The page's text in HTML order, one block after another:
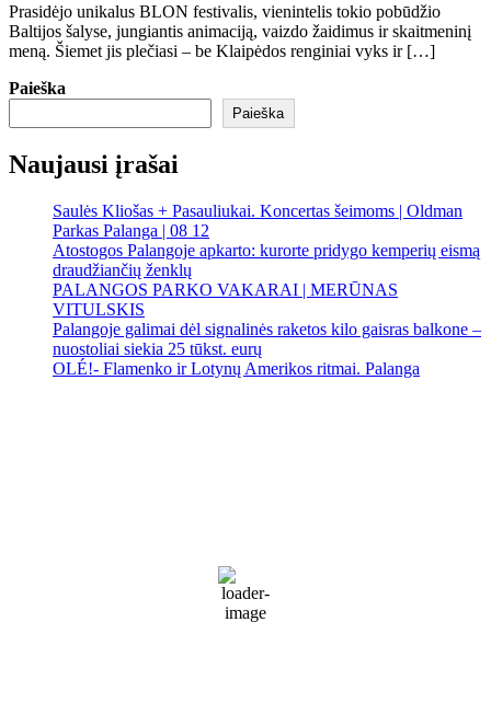
Prasidėjo unikalus BLON festivalis, vienintelis tokio pobūdžio
Baltijos šalyse, jungiantis animaciją, vaizdo žaidimus ir skaitmeninį
meną. Šiemet jis plečiasi – be Klaipėdos renginiai vyks ir […]
Paieška
Paieška
Naujausi įrašai
Saulės Kliošas + Pasauliukai. Koncertas šeimoms | Oldman
Parkas Palanga | 08 12
Atostogos Palangoje apkarto: kurorte pridygo kemperių eismą
draudžiančių ženklų
PALANGOS PARKO VAKARAI | MERŪNAS
VITULSKIS
Palangoje galimai dėl signalinės raketos kilo gaisras balkone –
nuostoliai siekia 25 tūkst. eurų
OLÉ!- Flamenko ir Lotynų Amerikos ritmai. Palanga
72 %